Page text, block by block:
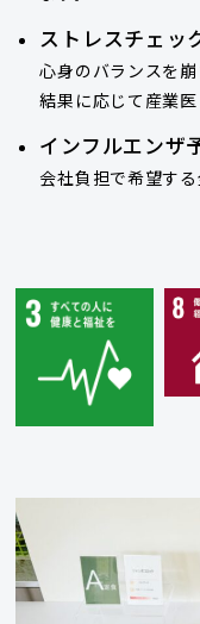
ストレスチェッ
心身のバランスを
結果に応じて産業医
インフルエンザ
会社負担で希望する